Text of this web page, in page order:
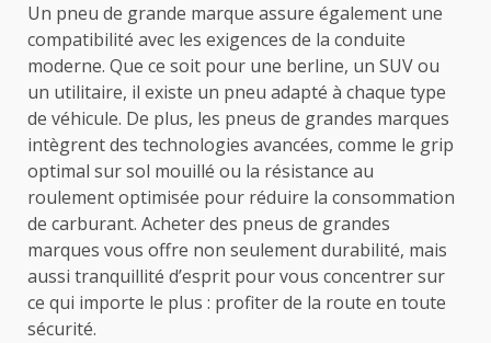
Un pneu de grande marque assure également une
compatibilité avec les exigences de la conduite
moderne. Que ce soit pour une berline, un SUV ou
un utilitaire, il existe un pneu adapté à chaque type
de véhicule. De plus, les pneus de grandes marques
intègrent des technologies avancées, comme le grip
optimal sur sol mouillé ou la résistance au
roulement optimisée pour réduire la consommation
de carburant. Acheter des pneus de grandes
marques vous offre non seulement durabilité, mais
aussi tranquillité d’esprit pour vous concentrer sur
ce qui importe le plus : profiter de la route en toute
sécurité.